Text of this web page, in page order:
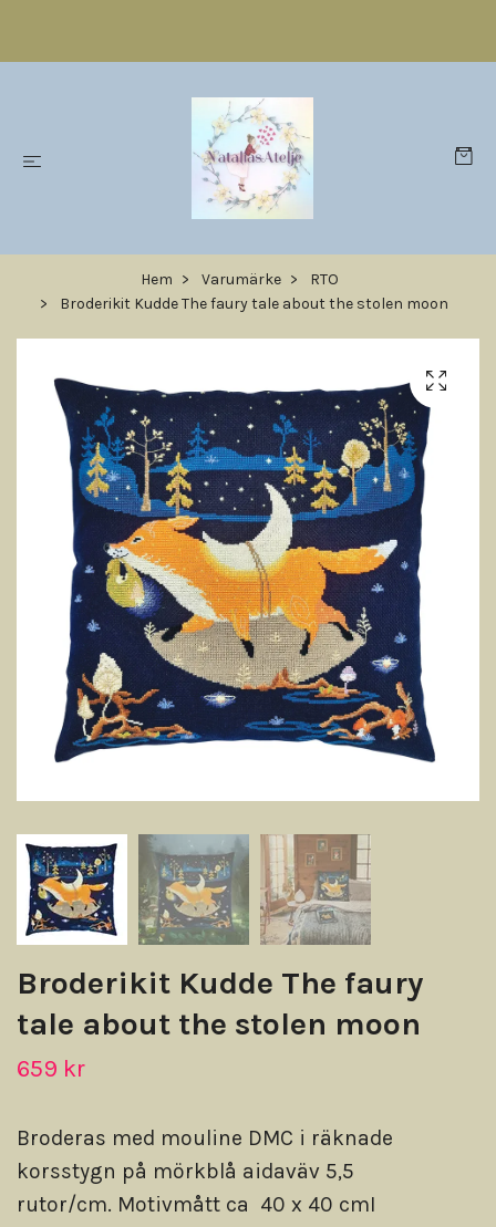
Hem Varumärke
RTO
Broderikit Kudde The faury tale about the stolen moon
Broderikit Kudde The faury
tale about the stolen moon
659 kr
Broderas med mouline DMC i räknade
korsstygn på mörkblå aidaväv 5,5
rutor/cm. Motivmått ca 40 x 40 cmI